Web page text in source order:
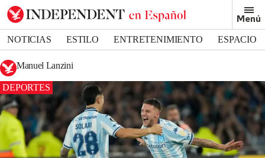
Menú
NOTICIAS ESTILO ENTRETENIMIENTO
ESPACIO
DEPORTES
Manuel Lanzini
DEPORTES